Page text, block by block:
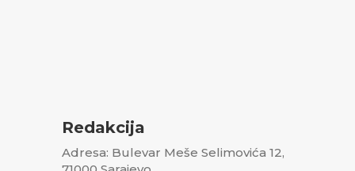
Redakcija
Adresa: Bulevar Meše Selimovića 12,